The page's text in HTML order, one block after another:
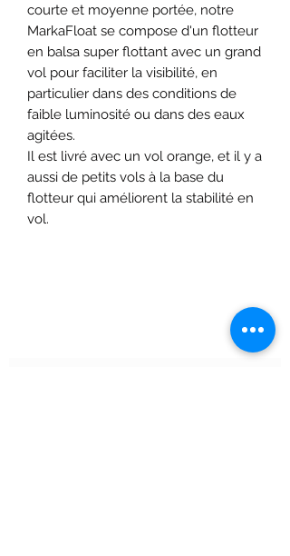
courte et moyenne portée, notre
MarkaFloat se compose d'un flotteur
en balsa super flottant avec un grand
vol pour faciliter la visibilité, en
particulier dans des conditions de
faible luminosité ou dans des eaux
agitées.
Il est livré avec un vol orange, et il y a
aussi de petits vols à la base du
flotteur qui améliorent la stabilité en
vol.
Formulaire d'abonnement